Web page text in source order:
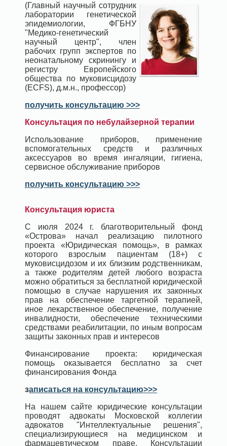
(Главный научный сотрудник
лаборатории генетической
эпидемиологии, ФГБНУ
"Медико-генетический
научный центр", член
рабочих групп экспертов по
неонатальному скринингу и
регистру Европейского
общества по муковисцидозу
(ECFS), д.м.н., профессор)
получить консультацию >>>
Консультация по небулайзерной терапии
Использование приборов, применение
вспомогательных средств и различных
аксессуаров во время ингаляции, гигиена,
сервисное обслуживание приборов
получить консультацию >>>
Консультация юриста
С июля 2024 г. благотворительный фонд
«Острова» начал реализацию пилотного
проекта «Юридическая помощь», в рамках
которого взрослым пациентам (18+) с
муковисцидозом и их близким родственникам,
а также родителям детей любого возраста
можно обратиться за бесплатной юридической
помощью в случае нарушения их законных
прав на обеспечение таргетной терапией,
иное лекарственное обеспечение, получение
инвалидности, обеспечение техническими
средствами реабилитации, по иным вопросам
защиты законных прав и интересов
Финансирование проекта: юридическая
помощь оказывается бесплатно за счет
финансирования Фонда
записаться на консультацию>>>
На нашем сайте юридические консультации
проводят адвокаты Московской коллегии
адвокатов "Интеллектуальные решения",
специализирующиеся на медицинском и
фармацевтическом праве. Консультации